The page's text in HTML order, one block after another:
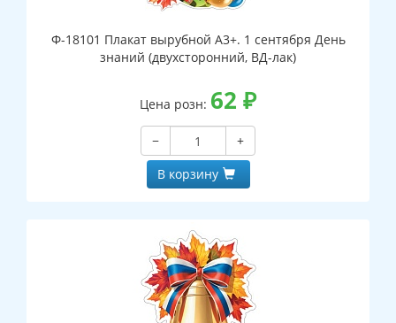
Ф-18101 Плакат вырубной А3+. 1 сентября День
знаний (двухсторонний, ВД-лак)
Цена розн: 62 ₽
−
+
В корзину